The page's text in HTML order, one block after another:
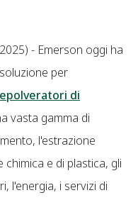
- Emerson oggi ha
per
di
vasta gamma di
l'estrazione
e di plastica, gli
l'energia, i servizi di